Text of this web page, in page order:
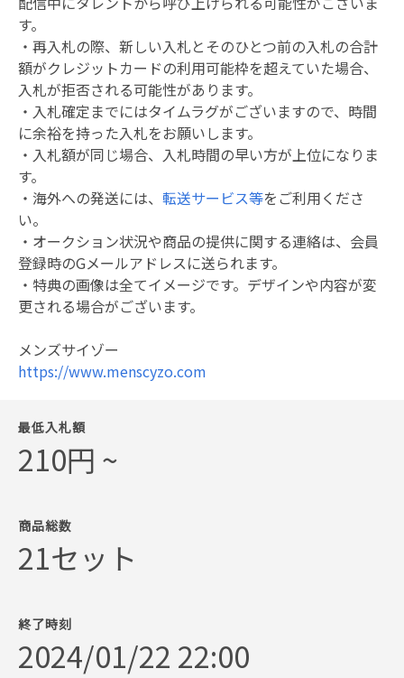
す。
・再入札の際、新しい入札とそのひとつ前の入札の合計
額がクレジットカードの利用可能枠を超えていた場合、
入札が拒否される可能性があります。
・入札確定までにはタイムラグがございますので、時間
に余裕を持った入札をお願いします。
・入札額が同じ場合、入札時間の早い方が上位になりま
す。
・海外への発送には、 転送サービス等をご利用くださ
い。
・オークション状況や商品の提供に関する連絡は、会員
登録時のGメールアドレスに送られます。
・特典の画像は全てイメージです。デザインや内容が変
更される場合がございます。
メンズサイゾー
https://www.menscyzo.com
最低入札額
210円 ~
商品総数
21セット
終了時刻
2024/01/22 22:00